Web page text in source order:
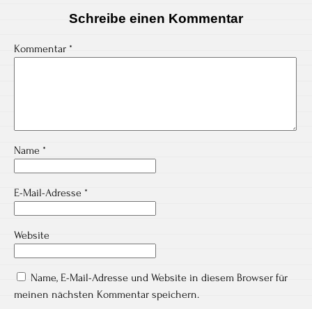
Schreibe einen Kommentar
Kommentar *
Name *
E-Mail-Adresse *
Website
Name, E-Mail-Adresse und Website in diesem Browser für
meinen nächsten Kommentar speichern.